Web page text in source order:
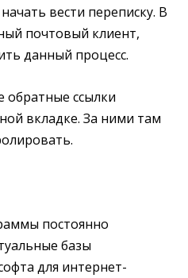
вести переписку. В
почтовый клиент,
данный процесс.
обратные ссылки
вкладке. За ними там
постоянно
базы
для интернет-